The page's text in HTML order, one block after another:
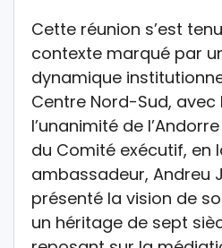
Cette réunion s’est
contexte marqué par
dynamique
Centre Nord-Sud, avec
l’unanimité de
du Comité exécutif, en
ambassadeur, Andreu
présenté la vision de
un héritage de sept